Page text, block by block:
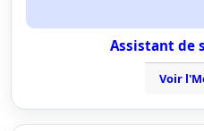
Assistant de
Voir